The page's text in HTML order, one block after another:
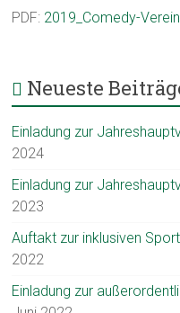
PDF: 2019_Comedy-
Neueste
Einladung zur
2024
Einladung zur
2023
Auftakt zur inklusiven
2022
Einladung zur